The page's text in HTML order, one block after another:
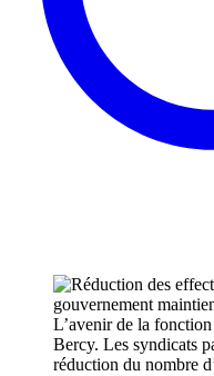
L’avenir de la
Bercy. Les syndicats
réduction du nombre